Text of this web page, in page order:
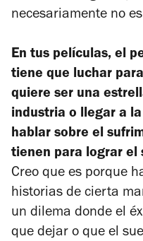
necesariamente no
En tus películas, el
tiene que luchar
quiere ser una
industria o llegar a
hablar sobre el
tienen para lograr el
Creo que es porque
historias de cierta
un dilema donde el
que dejar o que el